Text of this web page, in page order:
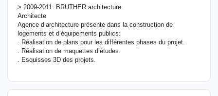
> 2009-2011: BRUTHER architecture
Architecte
Agence d’architecture présente dans la construction de
logements et d’équipements publics:
. Réalisation de plans pour les différentes phases du projet.
. Réalisation de maquettes d’études.
. Esquisses 3D des projets.